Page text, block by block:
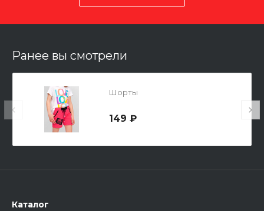
Ранее вы смотрели
Шорты
149 ₽
Каталог